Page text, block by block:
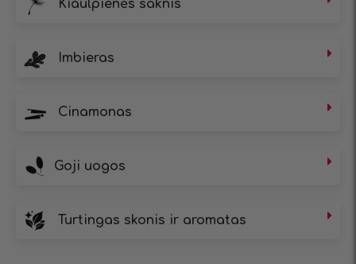
Kiaulpienės šaknis
Imbieras
Cinamonas
Goji uogos
Turtingas skonis ir aromatas